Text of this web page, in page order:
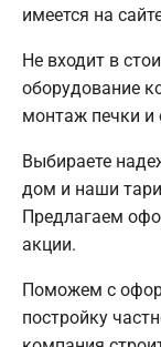
имеется на
Не входит в
оборудование
монтаж печки и
Выбираете
дом и наши
Предлагаем
акции.
Поможем с
постройку